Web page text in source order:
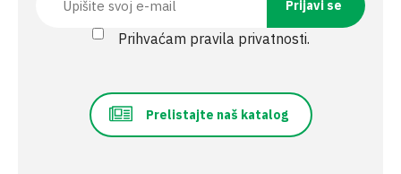
Prihvaćam pravila privatnosti.
Prelistajte naš katalog